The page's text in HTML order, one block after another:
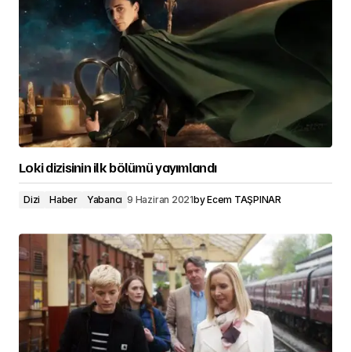
Loki dizisinin ilk bölümü yayımlandı
Dizi Haber Yabancı 9 Haziran 2021byEcem TAŞPINAR